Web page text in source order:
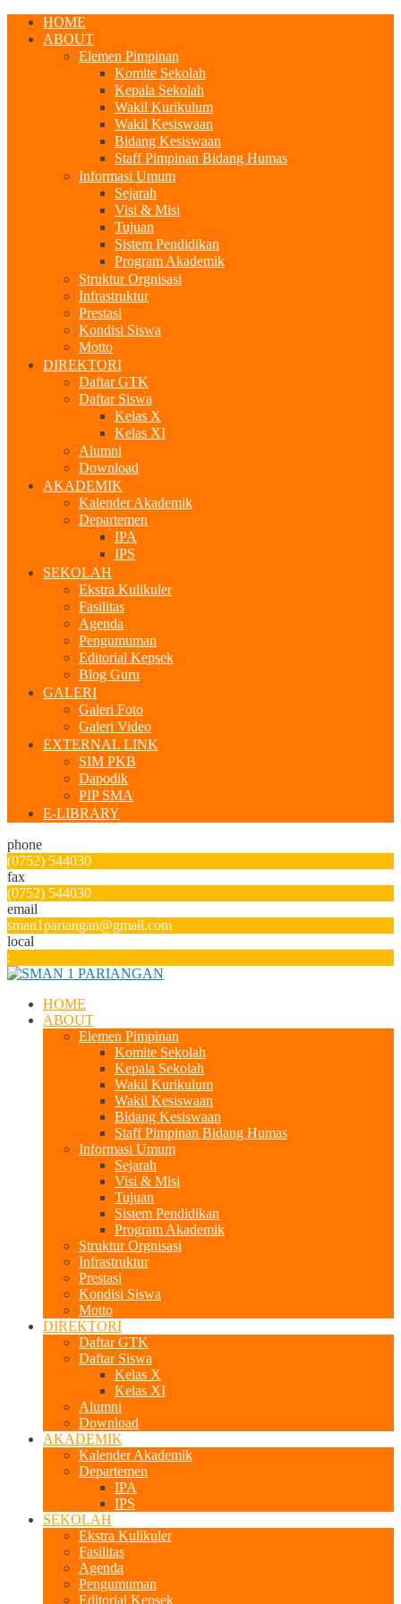
HOME
ABOUT
Elemen Pimpinan
Komite Sekolah
Kepala Sekolah
Wakil Kurikulum
Wakil Kesiswaan
Bidang Kesiswaan
Staff Pimpinan Bidang Humas
Informasi Umum
Sejarah
Visi & Misi
Tujuan
Sistem Pendidikan
Program Akademik
Struktur Orgnisasi
Infrastruktur
Prestasi
Kondisi Siswa
Motto
DIREKTORI
Daftar GTK
Daftar Siswa
Kelas X
Kelas XI
Alumni
Download
AKADEMIK
Kalender Akademik
Departemen
IPA
IPS
SEKOLAH
Ekstra Kulikuler
Fasilitas
Agenda
Pengumuman
Editorial Kepsek
Blog Guru
GALERI
Galeri Foto
Galeri Video
EXTERNAL LINK
SIM PKB
Dapodik
PIP SMA
E-LIBRARY
phone
(0752) 544030
fax
(0752) 544030
email
sman1pariangan@gmail.com
local
:
HOME
ABOUT
Elemen Pimpinan
Komite Sekolah
Kepala Sekolah
Wakil Kurikulum
Wakil Kesiswaan
Bidang Kesiswaan
Staff Pimpinan Bidang Humas
Informasi Umum
Sejarah
Visi & Misi
Tujuan
Sistem Pendidikan
Program Akademik
Struktur Orgnisasi
Infrastruktur
Prestasi
Kondisi Siswa
Motto
DIREKTORI
Daftar GTK
Daftar Siswa
Kelas X
Kelas XI
Alumni
Download
AKADEMIK
Kalender Akademik
Departemen
IPA
IPS
SEKOLAH
Ekstra Kulikuler
Fasilitas
Agenda
Pengumuman
Editorial Kepsek